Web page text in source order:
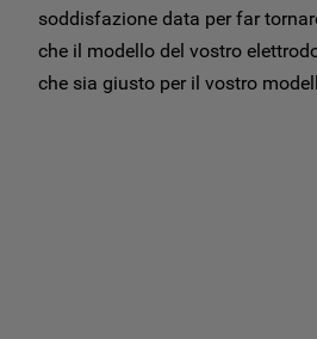
soddisfazione data per far
che il modello del vostro
che sia giusto per il vostro